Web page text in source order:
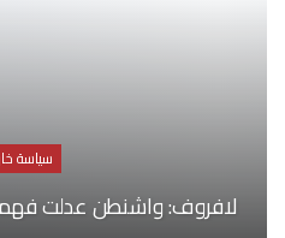
سياسة
لافروف: واشنطن عدلت